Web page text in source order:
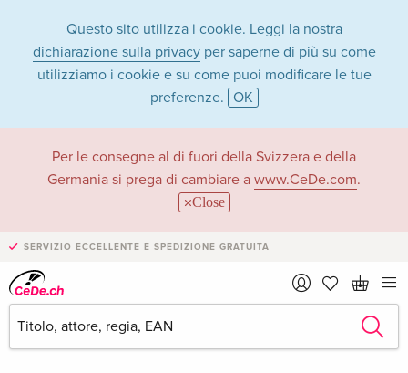
Questo sito utilizza i cookie. Leggi la nostra
dichiarazione sulla privacyper saperne di più su come
utilizziamo i cookie e su come puoi modificare le tue
preferenze. OK
Per le consegne al di fuori della Svizzera e della
Germania si prega di cambiare a www.CeDe.com.
Close
SERVIZIO ECCELLENTE E SPEDIZIONE GRATUITA